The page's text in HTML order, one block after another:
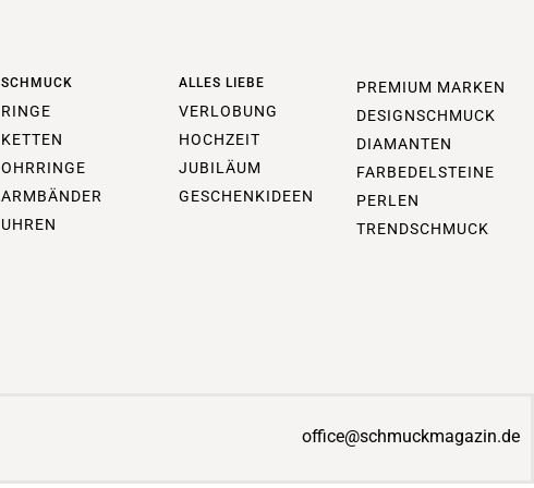
SCHMUCK
RINGE
KETTEN
OHRRINGE
ARMBÄNDER
UHREN
ALLES LIEBE
VERLOBUNG
HOCHZEIT
JUBILÄUM
GESCHENKIDEEN
PREMIUM MARKEN
DESIGNSCHMUCK
DIAMANTEN
FARBEDELSTEINE
PERLEN
TRENDSCHMUCK
office@schmuckmagazin.de